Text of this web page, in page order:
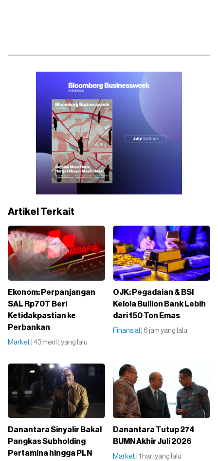
Artikel Terkait
Ekonom: Perpanjangan
SAL Rp70T Beri
Ketidakpastian ke
Perbankan
Market | 43 menit yang lalu
OJK: Pegadaian & BSI
Kelola Bullion Bank Lebih
dari 150 Ton Emas
Finansial | 6 jam yang lalu
Danantara Sinyalir Bakal
Pangkas Subholding
Pertamina hingga PLN
Danantara Tutup 274
BUMN Akhir Juli 2026
Market | 1 hari yang lalu